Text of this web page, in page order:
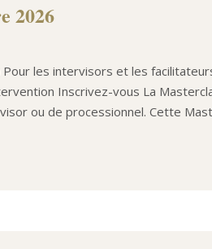
2026
les intervisors et les
Inscrivez-vous La
ou de processionnel. Cette